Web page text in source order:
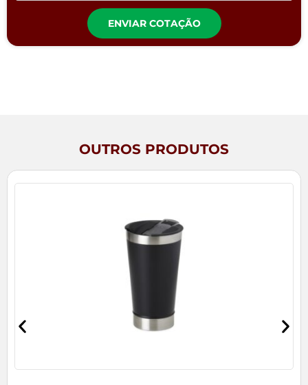
ENVIAR COTAÇÃO
OUTROS PRODUTOS